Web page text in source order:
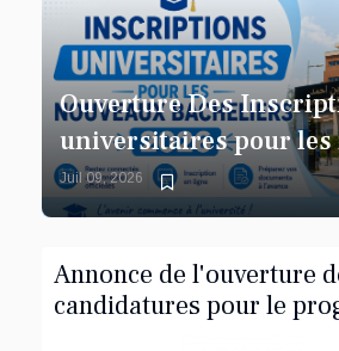
Ouverture Des
universitaires pour les
bacheliers 2026
Juil 09, 2026
Annonce de l'ouverture
candidatures pour le